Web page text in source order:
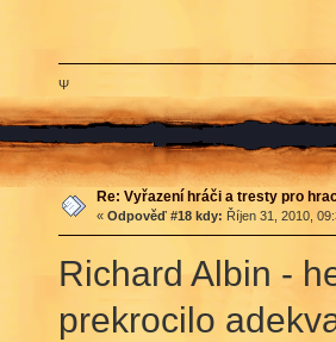
Ψ
Re: Vyřazení hráči a tresty pro
« Odpověď #18 kdy: Říjen 31, 2010,
Richard Albin -
prekrocilo